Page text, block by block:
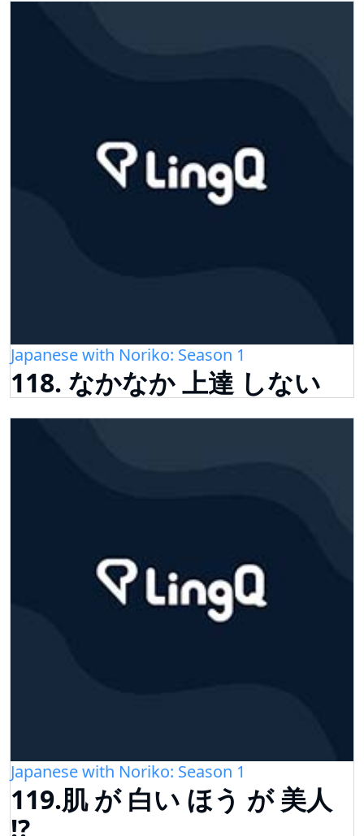
Japanese with Noriko: Season 1
118. なかなか 上達 しない
Japanese with Noriko: Season 1
119.肌 が 白い ほう が 美人
!?